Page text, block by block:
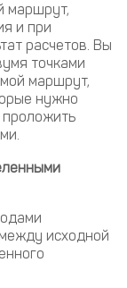
маршрут,
и при
расчетов. Вы
точками
маршрут,
нужно
проложить
исходной